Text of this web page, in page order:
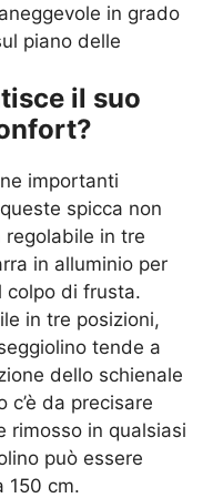
in grado
piano delle
il suo
importanti
spicca non
in tre
in alluminio per
colpo di frusta.
in tre posizioni,
tende a
dello schienale
c’è da precisare
rimosso in qualsiasi
può essere
150 cm.